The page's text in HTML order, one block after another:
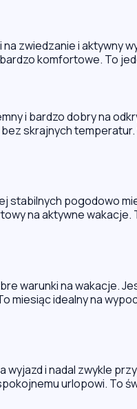
zwiedzanie i aktywny
komfortowe. To
i bardzo dobry na
skrajnych
stabilnych pogodowo
na aktywne
warunki na wakacje.
miesiąc idealny na
i nadal zwykle
urlopowi. To